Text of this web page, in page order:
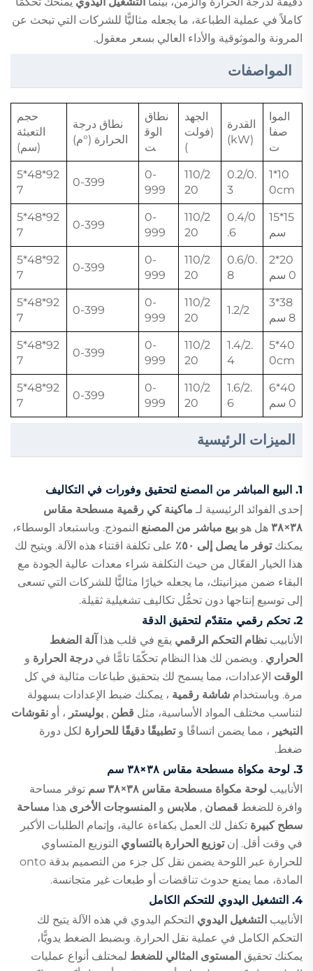
كاملاً في عملية الطباعة، ما يجعله مثاليًّا للشركات التي تبحث عن
المرونة والموثوقية والأداء العالي بسعر معقول.
المواصفات
الموا
صفا
ت
القدرة
(kW)
الجهد
(فولت
)
نطاق
الوق
ت
نطاق درجة
الحرارة (°م)
حجم
التعبئة
(سم)
10*1
0cm
0.2/0.
3
110/2
20
0-
999
0-399
92*48*5
7
15*15
سم
0.4/0
.6
110/2
20
0-
999
0-399
92*48*5
7
20*2
0 سم
0.6/0.
8
110/2
20
0-
999
0-399
92*48*5
7
38*3
8 سم
1.2/2
110/2
20
0-
999
0-399
92*48*5
7
40*5
0cm
1.4/2.
4
110/2
20
0-
999
0-399
92*48*5
7
40*6
0 سم
1.6/2.
6
110/2
20
0-
999
0-399
92*48*5
7
الميزات الرئيسية
1.
البيع المباشر من المصنع لتحقيق وفورات في التكاليف
إحدى الفوائد الرئيسية لـ ماكينة كي رقمية مسطحة مقاس
٣٨×٣٨
هل هو بيع مباشر من المصنع النموذج. وباستبعاد الوسطاء،
يمكنكتوفر ما يصل إلى ٥٠٪
على تكلفة اقتناء هذه الآلة. ويتيح لك
هذا الخيار الفعّال من حيث التكلفة شراء معدات عالية الجودة مع
البقاء ضمن ميزانيتك، ما يجعله خيارًا مثاليًّا للشركات التي تسعى
إلى توسيع إنتاجها دون تحمُّل تكاليف تشغيلية ثقيلة.
2. تحكم رقمي متقدّم لتحقيق الدقة
الأنابيب نظام التحكم الرقمي يقع في قلب هذا
آلة الضغط
الحراري . ويضمن لك هذا النظام تحكّمًا تامًّا في درجة الحرارة و
الوقت الإعدادات، مما يسمح لك بتحقيق طباعات مثالية في كل
مرة. وباستخدام شاشة رقمية ، يمكنك ضبط الإعدادات بسهولة
لتناسب مختلف المواد الأساسية، مثل قطن , بوليستر ، أو نقوشات
التبخير ، مما يضمن اتساقًا وتطبيقًا دقيقًا للحرارة لكل دورة
ضغط.
3. لوحة مكواة مسطحة مقاس ٣٨×٣٨ سم
الأنابيب لوحة مكواة مسطحة مقاس ٣٨×٣٨ سم
توفر مساحة
وافرة للضغط قمصان , ملابس و المنسوجات الأخرى هذا مساحة
سطح كبيرة تكفل لك العمل بكفاءة عالية، وإتمام الطلبات الأكبر
في وقت أقل. إنتوزيع الحرارة بالتساوي التوزيع المتساوي
للحرارة عبر اللوحة يضمن نقل كل جزء من التصميم بدقة onto
المادة، مما يمنع حدوث تناقضات أو طبعات غير متجانسة.
4.
التشغيل اليدوي للتحكم الكامل
الأنابيب التشغيل اليدوي التحكم اليدوي في هذه الآلة يتيح لك
التحكم الكامل في عملية نقل الحرارة. وبضبط الضغط يدويًّا،
يمكنك تحقيق المستوى المثالي للضغط لمختلف أنواع عمليات